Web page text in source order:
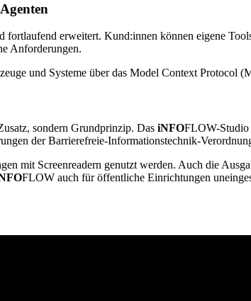
fortlaufend erweitert. Kund:innen können eigene
Anforderungen.
und Systeme über das Model Context Protocol
sondern Grundprinzip. Das iNFOFLOW-
der Barrierefreie-Informationstechnik-
mit Screenreadern genutzt werden. Auch die
FLOW auch für öffentliche Einrichtungen